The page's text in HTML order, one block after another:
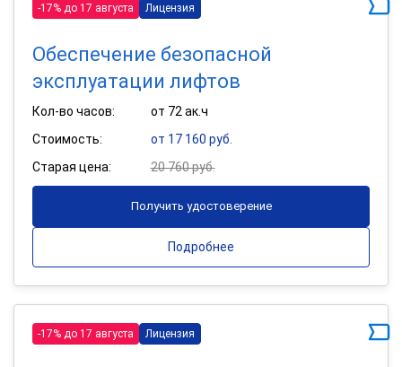
-17% до 17 августа Лицензия
Обеспечение безопасной
эксплуатации лифтов
Кол-во часов:
от 72 ак.ч
Стоимость:
от 17 160 руб.
Старая цена:
20 760 руб.
Получить удостоверение
Подробнее
-17% до 17 августа Лицензия